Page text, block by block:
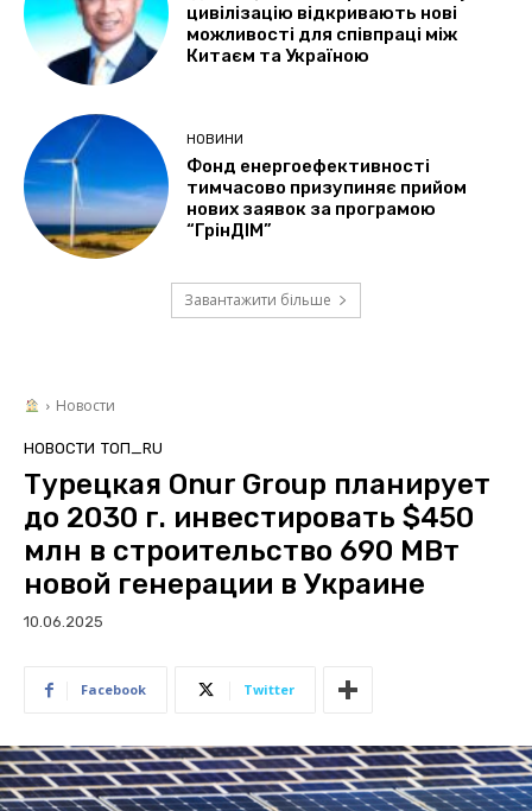
цивілізацію відкривають нові
можливості для співпраці між
Китаєм та Україною
НОВИНИ
Фонд енергоефективності
тимчасово призупиняє прийом
нових заявок за програмою
“ГрінДІМ”
Завантажити більше